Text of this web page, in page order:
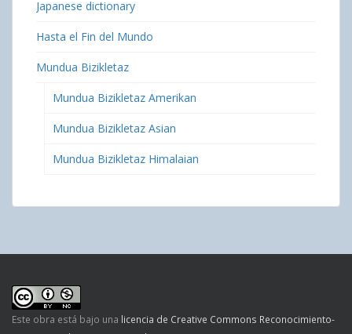
Japanese dictionary
Hasta el Fin del Mundo
Mundua Bizikletaz
Mundua Bizikletaz Amerikan
Mundua Bizikletaz Asian
Mundua Bizikletaz Himalaian
Este obra está bajo una licencia de Creative Commons Reconocimiento-